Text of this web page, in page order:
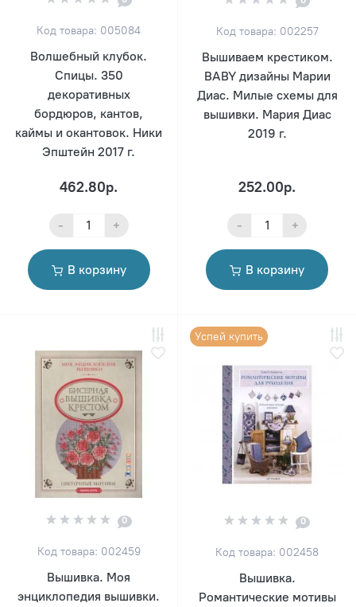
Код товара: 005084
Волшебный клубок.
Спицы. 350
декоративных
бордюров, кантов,
каймы и окантовок. Ники
Эпштейн 2017 г.
462.80р.
- +
В корзину
Код товара: 002257
Вышиваем крестиком.
BABY дизайны Марии
Диас. Милые схемы для
вышивки. Мария Диас
2019 г.
252.00р.
- +
В корзину
0
Код товара: 002459
Вышивка. Моя
энциклопедия вышивки.
Успей купить
0
Код товара: 002458
Вышивка.
Романтические мотивы